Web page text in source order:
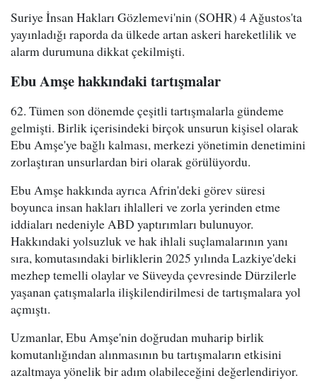
Suriye İnsan Hakları Gözlemevi'nin (SOHR) 4 Ağustos'ta
yayınladığı raporda da ülkede artan askeri hareketlilik ve
alarm durumuna dikkat çekilmişti.
Ebu Amşe hakkındaki tartışmalar
62. Tümen son dönemde çeşitli tartışmalarla gündeme
gelmişti. Birlik içerisindeki birçok unsurun kişisel olarak
Ebu Amşe'ye bağlı kalması, merkezi yönetimin denetimini
zorlaştıran unsurlardan biri olarak görülüyordu.
Ebu Amşe hakkında ayrıca Afrin'deki görev süresi
boyunca insan hakları ihlalleri ve zorla yerinden etme
iddiaları nedeniyle ABD yaptırımları bulunuyor.
Hakkındaki yolsuzluk ve hak ihlali suçlamalarının yanı
sıra, komutasındaki birliklerin 2025 yılında Lazkiye'deki
mezhep temelli olaylar ve Süveyda çevresinde Dürzilerle
yaşanan çatışmalarla ilişkilendirilmesi de tartışmalara yol
açmıştı.
Uzmanlar, Ebu Amşe'nin doğrudan muharip birlik
komutanlığından alınmasının bu tartışmaların etkisini
azaltmaya yönelik bir adım olabileceğini değerlendiriyor.